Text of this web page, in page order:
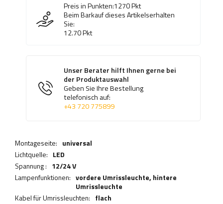
Preis in Punkten:1270Pkt
Beim Barkauf dieses Artikelserhalten
Sie:
12.70Pkt
Unser Berater hilft Ihnen gerne bei
der Produktauswahl
Geben Sie Ihre Bestellung
telefonisch auf:
+43 720 775899
Montageseite: universal
Lichtquelle: LED
Spannung : 12/24 V
Lampenfunktionen: vordere Umrissleuchte, hintere
Umrissleuchte
Kabel für Umrissleuchten: flach